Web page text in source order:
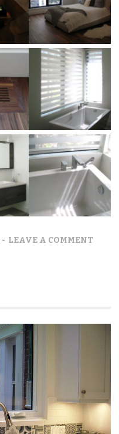
LEAVE A COMMENT